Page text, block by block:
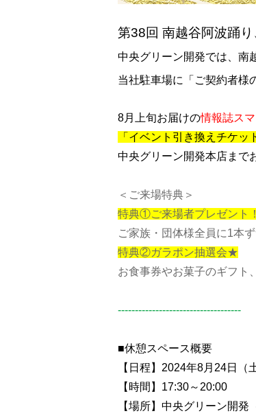
第38回 南越谷阿波踊
中央グリーン開発では、南
当社駐車場に「ご契約者様
8月上旬お届けの情報誌ス
「イベント引き換えチケッ
中央グリーン開発本店まで
＜ご来場特典＞
特典①ご来場者プレゼント！
ご家族・団体様全員に1本
特典②ガラポン抽選会★
お食事券やお菓子のギフト
------------------------------------
■休憩スペース概要
【日程】2024年8月24日（
【時間】17:30～20:00
【場所】中央グリーン開